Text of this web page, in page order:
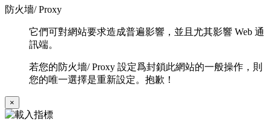
防火墻/ Proxy
它們可對網站要求造成普遍影響，並且尤其影響 Web 通
訊端。
若您的防火墻/ Proxy 設定爲封鎖此網站的一般操作，則
您的唯一選擇是重新設定。抱歉！
×